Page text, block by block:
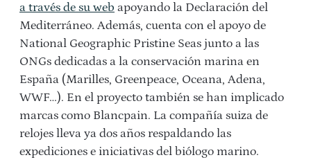
a través de su web apoyando la Declaración del
Mediterráneo. Además, cuenta con el apoyo de
National Geographic Pristine Seas junto a las
ONGs dedicadas a la conservación marina en
España (Marilles, Greenpeace, Oceana, Adena,
WWF…). En el proyecto también se han implicado
marcas como Blancpain. La compañía suiza de
relojes lleva ya dos años respaldando las
expediciones e iniciativas del biólogo marino.